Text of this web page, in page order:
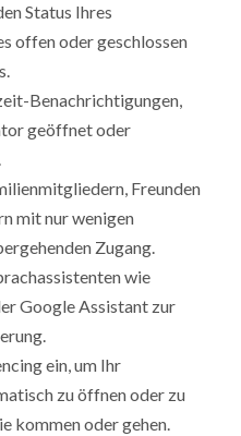
Status Ihres
offen oder geschlossen
Benachrichtigungen,
geöffnet oder
Freunden
mit nur wenigen
Zugang.
wie
Google Assistant zur
ein, um Ihr
zu öffnen oder zu
kommen oder gehen.